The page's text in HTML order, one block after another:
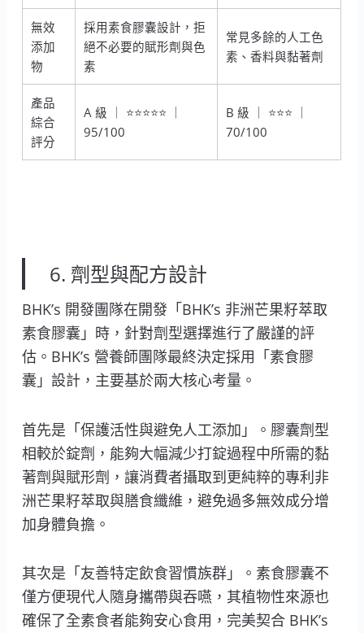
無效
添加
物
採用素食膠囊設計，拒
絕不必要的賦形劑與色
素
常見多餘的人工色
素、香料與黏著劑
產品
綜合
評分
A 級 ｜ ⭐⭐⭐⭐⭐ ｜
95/100
B 級 ｜ ⭐⭐⭐ ｜
70/100
6. 劑型與配方設計
BHK’s 開發團隊在開發「BHK’s 非洲芒果籽萃取
素食膠囊」時，針對劑型選擇進行了嚴謹的評
估。BHK’s 營養師團隊最終決定採用「素食膠
囊」設計，主要基於兩大核心考量。
首先是「保護活性與避免人工添加」。膠囊劑型
相較於錠劑，能夠大幅減少打錠過程中所需的黏
著劑與賦形劑，讓消費者攝取到更純粹的專利非
洲芒果籽萃取與膳食纖維，避免過多無效成分增
加身體負擔。
其次是「友善特定飲食習慣族群」。素食膠囊不
僅方便現代人隨身攜帶與吞嚥，其植物性來源也
確保了全素食者能夠安心食用，完美契合 BHK’s